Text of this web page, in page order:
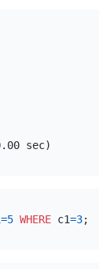
=5 WHERE c1=3